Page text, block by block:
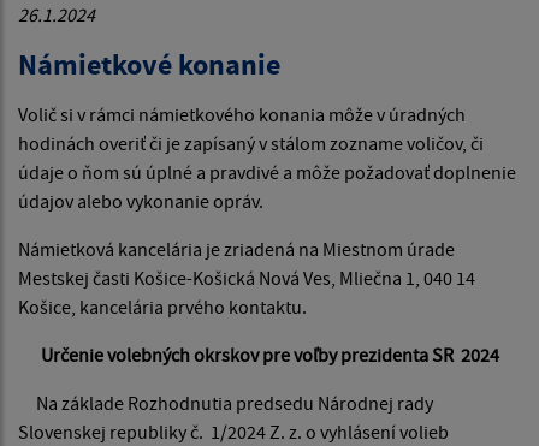
26.1.2024
Námietkové konanie
Volič si v rámci námietkového konania môže v úradných
hodinách overiť či je zapísaný v stálom zozname voličov, či
údaje o ňom sú úplné a pravdivé a môže požadovať doplnenie
údajov alebo vykonanie opráv.
Námietková kancelária je zriadená na Miestnom úrade
Mestskej časti Košice-Košická Nová Ves, Mliečna 1, 040 14
Košice, kancelária prvého kontaktu.
Určenie volebných okrskov pre voľby prezidenta SR 2024
Na základe Rozhodnutia predsedu Národnej rady
Slovenskej republiky č. 1/2024 Z. z. o vyhlásení volieb